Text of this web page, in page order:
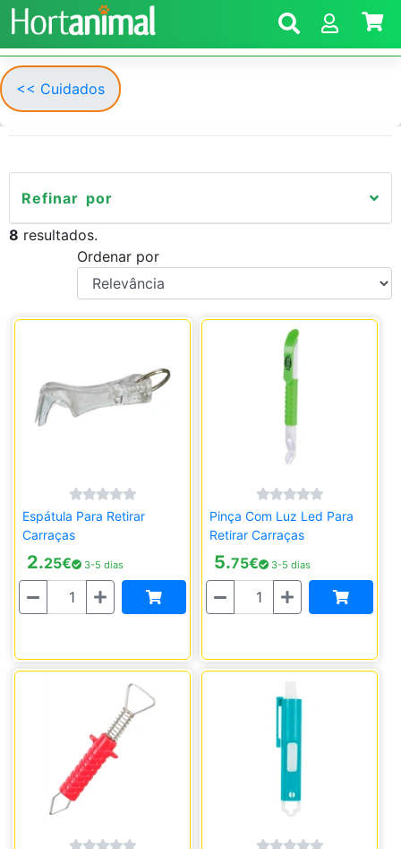
<< Cuidados
Refinar por
8 resultados.
Ordenar por
Espátula Para Retirar
Carraças
2.25€ 3-5 dias
Quantidade
Pinça Com Luz Led Para
Retirar Carraças
5.75€ 3-5 dias
Quantidade